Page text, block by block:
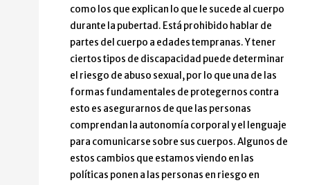
como los que explican lo que le sucede al cuerpo
durante la pubertad. Está prohibido hablar de
partes del cuerpo a edades tempranas. Y tener
ciertos tipos de discapacidad puede determinar
el riesgo de abuso sexual, por lo que una de las
formas fundamentales de protegernos contra
esto es asegurarnos de que las personas
comprendan la autonomía corporal y el lenguaje
para comunicarse sobre sus cuerpos. Algunos de
estos cambios que estamos viendo en las
políticas ponen a las personas en riesgo en